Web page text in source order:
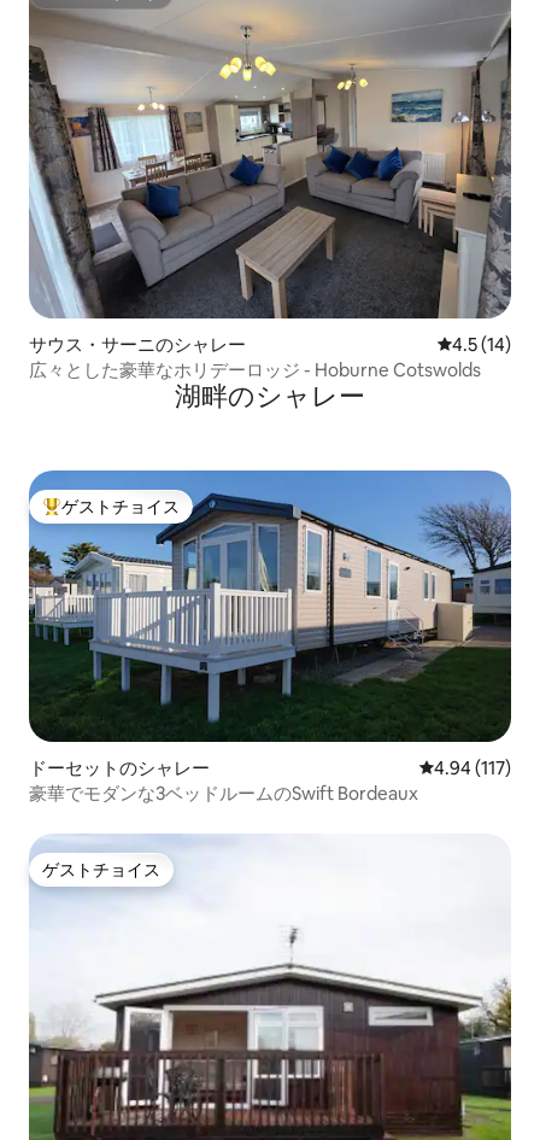
サウス・サーニのシャレー レビュー14
4.5 (14)
広々とした豪華なホリデーロッジ - Hoburne Cotswolds
湖畔のシャレー
大好評のゲストチョイスです。
ゲストチョイス
ドーセットのシャレー レビュー117
4.94 (117)
豪華でモダンな3ベッドルームのSwift Bordeaux
ゲストチョイス
ゲストチョイス